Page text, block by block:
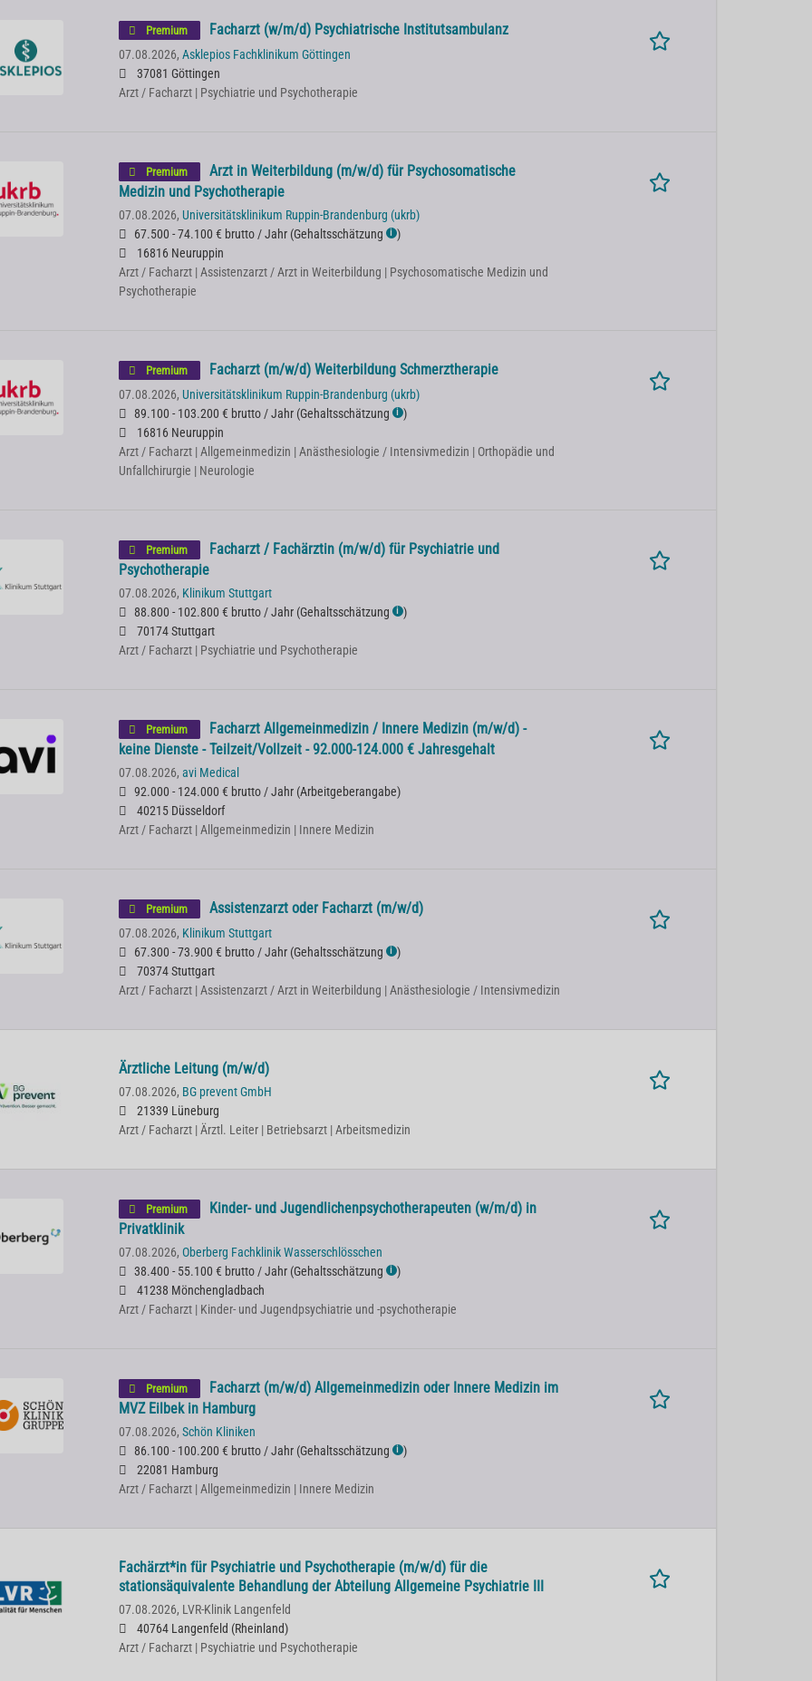
Premium Facharzt (w/m/d) Psychiatrische Institutsambulanz
07.08.2026, Asklepios Fachklinikum Göttingen
37081 Göttingen
Arzt / Facharzt | Psychiatrie und Psychotherapie
Premium
Arzt in Weiterbildung (m/w/d) für Psychosomatische
Medizin und Psychotherapie
07.08.2026, Universitätsklinikum Ruppin-Brandenburg (ukrb)
67.500 - 74.100 € brutto / Jahr (Gehaltsschätzung ℹ )
16816 Neuruppin
Arzt / Facharzt | Assistenzarzt / Arzt in Weiterbildung | Psychosomatische Medizin und
Psychotherapie
Premium Facharzt (m/w/d) Weiterbildung Schmerztherapie
07.08.2026, Universitätsklinikum Ruppin-Brandenburg (ukrb)
89.100 - 103.200 € brutto / Jahr (Gehaltsschätzung ℹ )
16816 Neuruppin
Arzt / Facharzt | Allgemeinmedizin | Anästhesiologie / Intensivmedizin | Orthopädie und
Unfallchirurgie | Neurologie
Premium
Facharzt / Fachärztin (m/w/d) für Psychiatrie und
Psychotherapie
07.08.2026, Klinikum Stuttgart
88.800 - 102.800 € brutto / Jahr (Gehaltsschätzung ℹ )
70174 Stuttgart
Arzt / Facharzt | Psychiatrie und Psychotherapie
Premium
Facharzt Allgemeinmedizin / Innere Medizin (m/w/d) -
keine Dienste - Teilzeit/Vollzeit - 92.000-124.000 € Jahresgehalt
07.08.2026, avi Medical
92.000 - 124.000 € brutto / Jahr (Arbeitgeberangabe)
40215 Düsseldorf
Arzt / Facharzt | Allgemeinmedizin | Innere Medizin
Premium Assistenzarzt oder Facharzt (m/w/d)
07.08.2026, Klinikum Stuttgart
67.300 - 73.900 € brutto / Jahr (Gehaltsschätzung ℹ )
70374 Stuttgart
Arzt / Facharzt | Assistenzarzt / Arzt in Weiterbildung | Anästhesiologie / Intensivmedizin
Ärztliche Leitung (m/w/d)
07.08.2026, BG prevent GmbH
21339 Lüneburg
Arzt / Facharzt | Ärztl. Leiter | Betriebsarzt | Arbeitsmedizin
Premium
Kinder- und Jugendlichenpsychotherapeuten (w/m/d) in
Privatklinik
07.08.2026, Oberberg Fachklinik Wasserschlösschen
38.400 - 55.100 € brutto / Jahr (Gehaltsschätzung ℹ )
41238 Mönchengladbach
Arzt / Facharzt | Kinder- und Jugendpsychiatrie und -psychotherapie
Premium
Facharzt (m/w/d) Allgemeinmedizin oder Innere Medizin im
MVZ Eilbek in Hamburg
07.08.2026, Schön Kliniken
86.100 - 100.200 € brutto / Jahr (Gehaltsschätzung ℹ )
22081 Hamburg
Arzt / Facharzt | Allgemeinmedizin | Innere Medizin
Fachärzt*in für Psychiatrie und Psychotherapie (m/w/d) für die
stationsäquivalente Behandlung der Abteilung Allgemeine Psychiatrie III
07.08.2026, LVR-Klinik Langenfeld
40764 Langenfeld (Rheinland)
Arzt / Facharzt | Psychiatrie und Psychotherapie